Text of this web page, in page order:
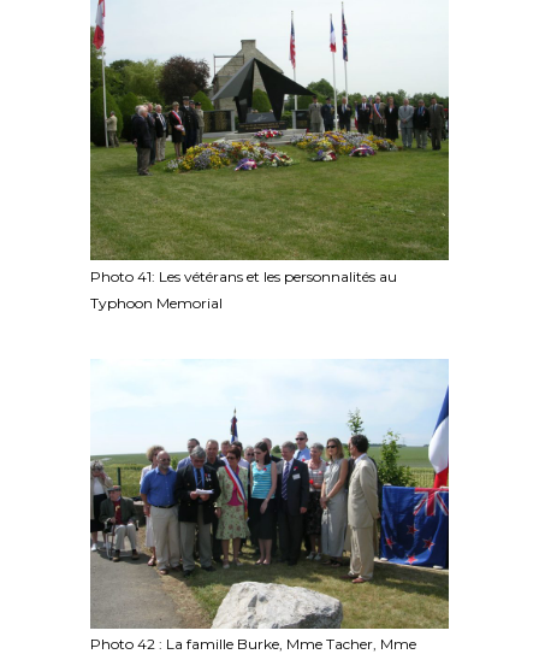
Photo 41: Les vétérans et les personnalités au
Typhoon Memorial
Photo 42 : La famille Burke, Mme Tacher, Mme